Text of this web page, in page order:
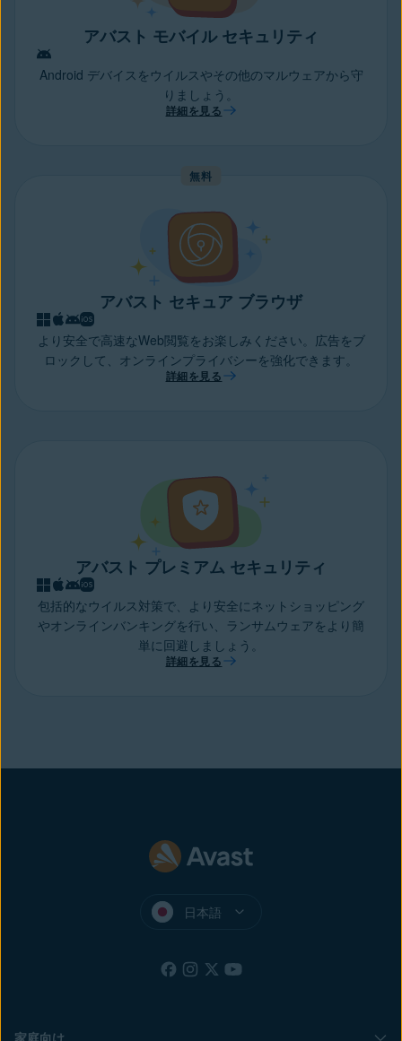
アバスト モバイル セキュリティ
Android デバイスをウイルスやその他のマルウェアから守
りましょう。
詳細を見る
無料
アバスト セキュア ブラウザ
より安全で高速なWeb閲覧をお楽しみください。広告をブ
ロックして、オンラインプライバシーを強化できます。
詳細を見る
アバスト プレミアム セキュリティ
包括的なウイルス対策で、より安全にネットショッピング
やオンラインバンキングを行い、ランサムウェアをより簡
単に回避しましょう。
詳細を見る
日本語